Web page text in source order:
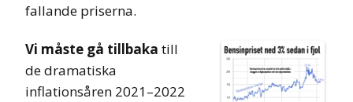
fallande priserna.
Vi måste gå tillbaka till
de dramatiska
inflationsåren 2021–2022